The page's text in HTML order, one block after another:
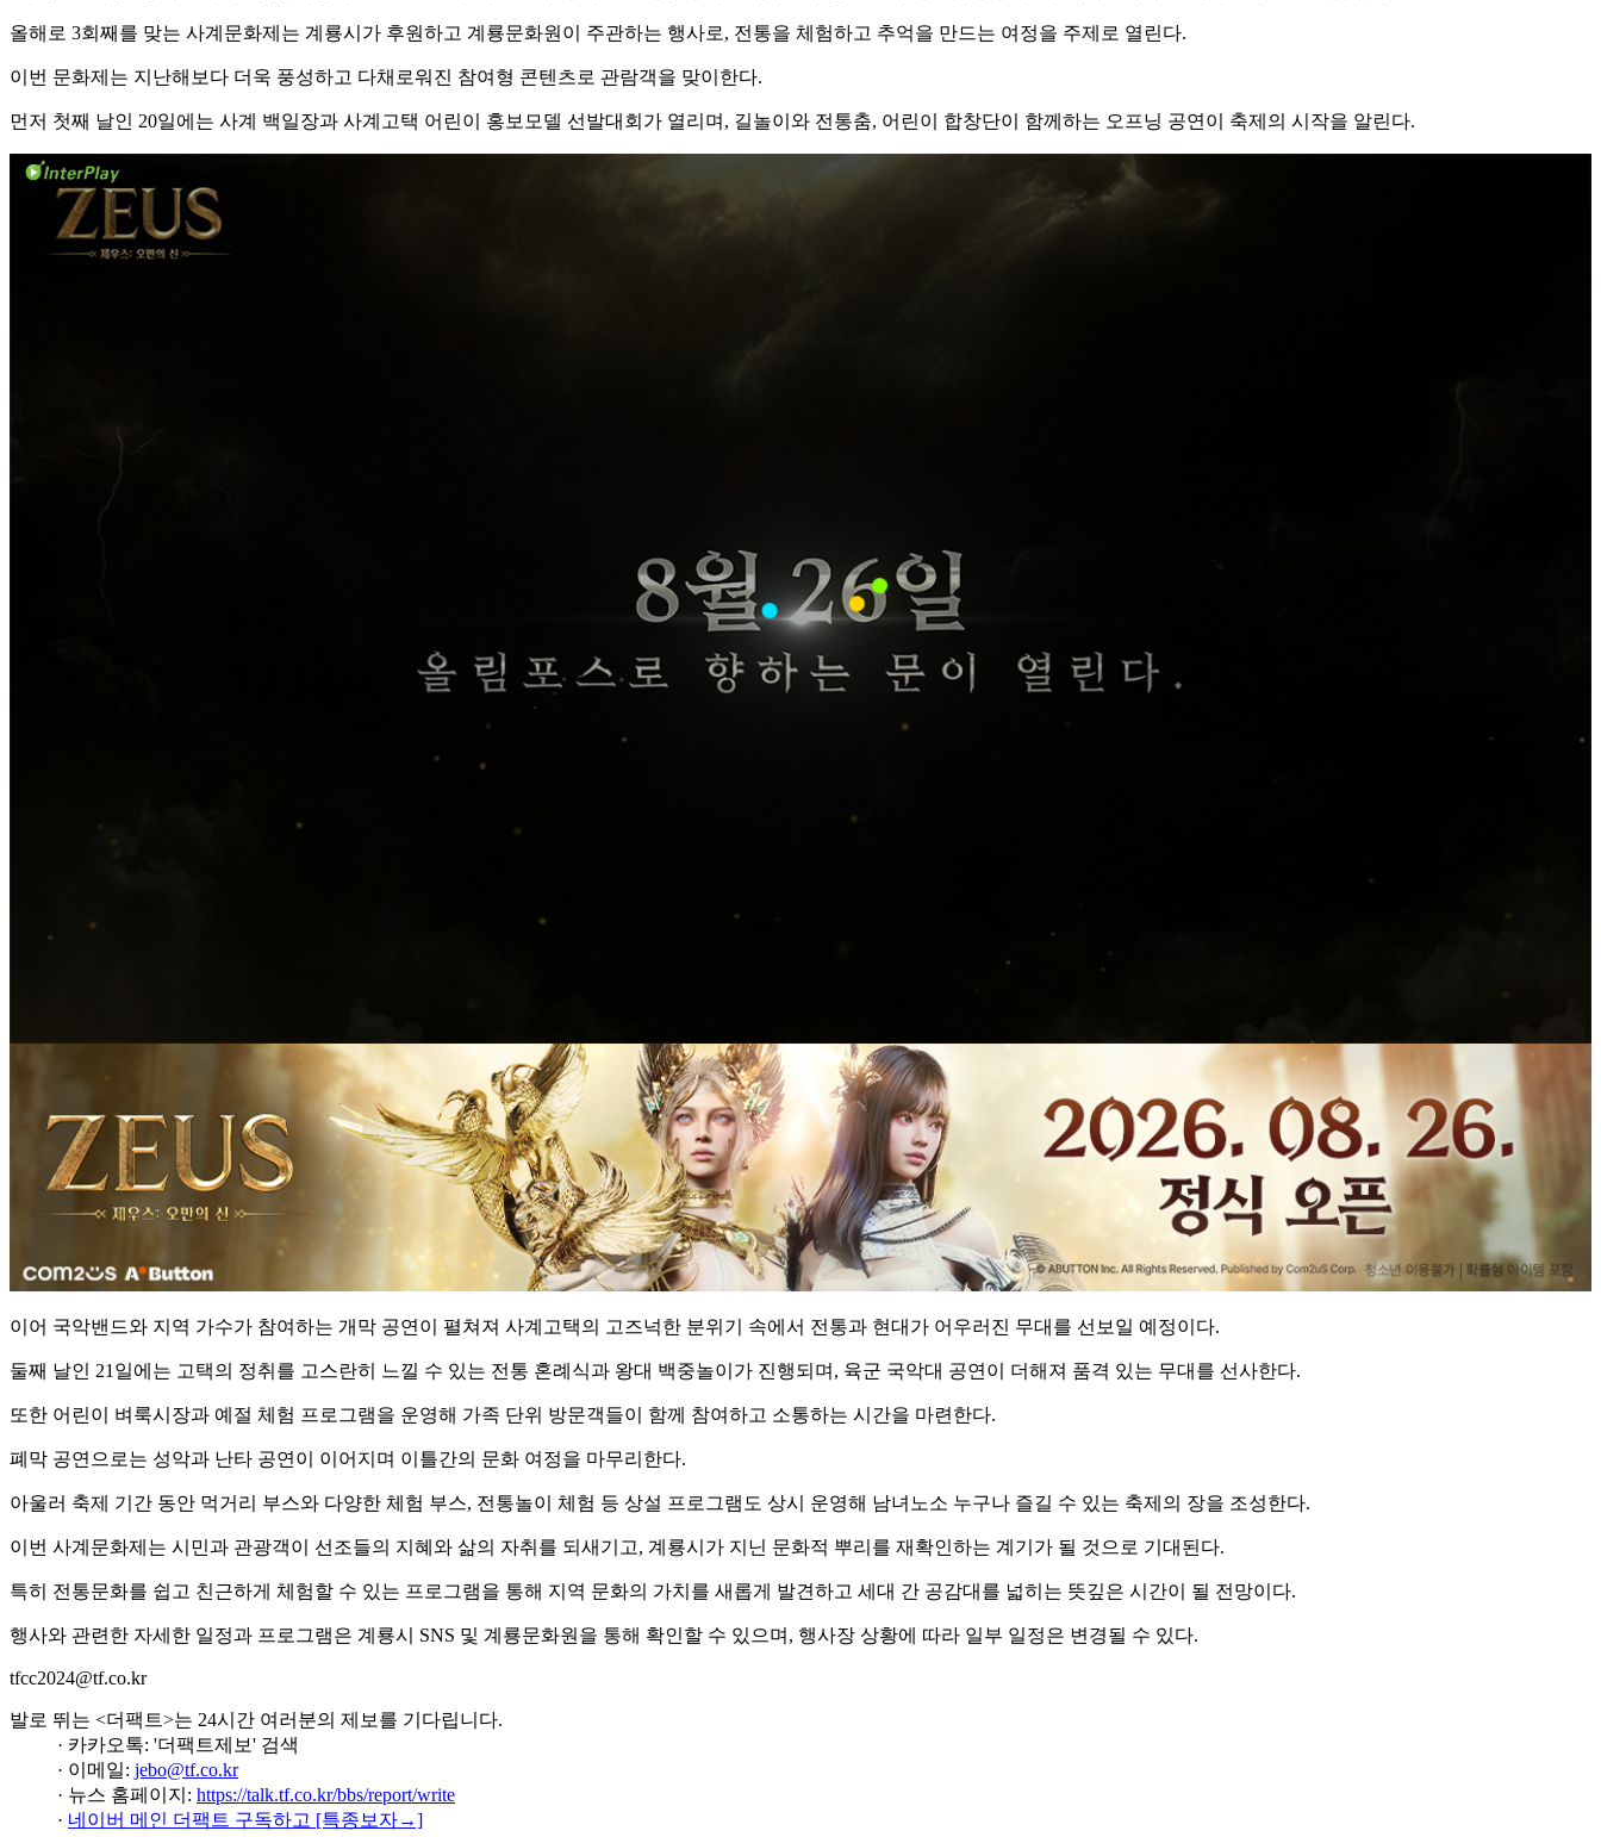
올해로 3회째를 맞는 사계문화제는 계룡시가 후원하고 계룡문화원이 주관하는 행사로, 전통을 체험하고 추억을 만드는 여정을 주제로 열린다.
이번 문화제는 지난해보다 더욱 풍성하고 다채로워진 참여형 콘텐츠로 관람객을 맞이한다.
먼저 첫째 날인 20일에는 사계 백일장과 사계고택 어린이 홍보모델 선발대회가 열리며, 길놀이와 전통춤, 어린이 합창단이 함께하는 오프닝 공연이 축제의 시작을 알린다.
이어 국악밴드와 지역 가수가 참여하는 개막 공연이 펼쳐져 사계고택의 고즈넉한 분위기 속에서 전통과 현대가 어우러진 무대를 선보일 예정이다.
둘째 날인 21일에는 고택의 정취를 고스란히 느낄 수 있는 전통 혼례식과 왕대 백중놀이가 진행되며, 육군 국악대 공연이 더해져 품격 있는 무대를 선사한다.
또한 어린이 벼룩시장과 예절 체험 프로그램을 운영해 가족 단위 방문객들이 함께 참여하고 소통하는 시간을 마련한다.
폐막 공연으로는 성악과 난타 공연이 이어지며 이틀간의 문화 여정을 마무리한다.
아울러 축제 기간 동안 먹거리 부스와 다양한 체험 부스, 전통놀이 체험 등 상설 프로그램도 상시 운영해 남녀노소 누구나 즐길 수 있는 축제의 장을 조성한다.
이번 사계문화제는 시민과 관광객이 선조들의 지혜와 삶의 자취를 되새기고, 계룡시가 지닌 문화적 뿌리를 재확인하는 계기가 될 것으로 기대된다.
특히 전통문화를 쉽고 친근하게 체험할 수 있는 프로그램을 통해 지역 문화의 가치를 새롭게 발견하고 세대 간 공감대를 넓히는 뜻깊은 시간이 될 전망이다.
행사와 관련한 자세한 일정과 프로그램은 계룡시 SNS 및 계룡문화원을 통해 확인할 수 있으며, 행사장 상황에 따라 일부 일정은 변경될 수 있다.
tfcc2024@tf.co.kr
발로 뛰는 <더팩트>는 24시간 여러분의 제보를 기다립니다.
· 카카오톡: '더팩트제보' 검색
· 이메일: jebo@tf.co.kr
· 뉴스 홈페이지: https://talk.tf.co.kr/bbs/report/write
· 네이버 메인 더팩트 구독하고 [특종보자→]